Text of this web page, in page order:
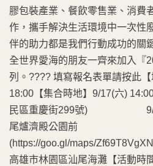
膠包裝產業、餐飲零售業、消費
作，攜手解決生活環境中一次性
伴的助力都是我們行動成功的關
全世界愛海的朋友一齊來加入『
列。???? 填寫報名表單請按此
18:00【集合時地】9/17(六)
民區重慶街299號) 9/17(
尾爐濟殿公園前
(https://goo.gl/maps/
高雄市林園區汕尾海灘【活動時